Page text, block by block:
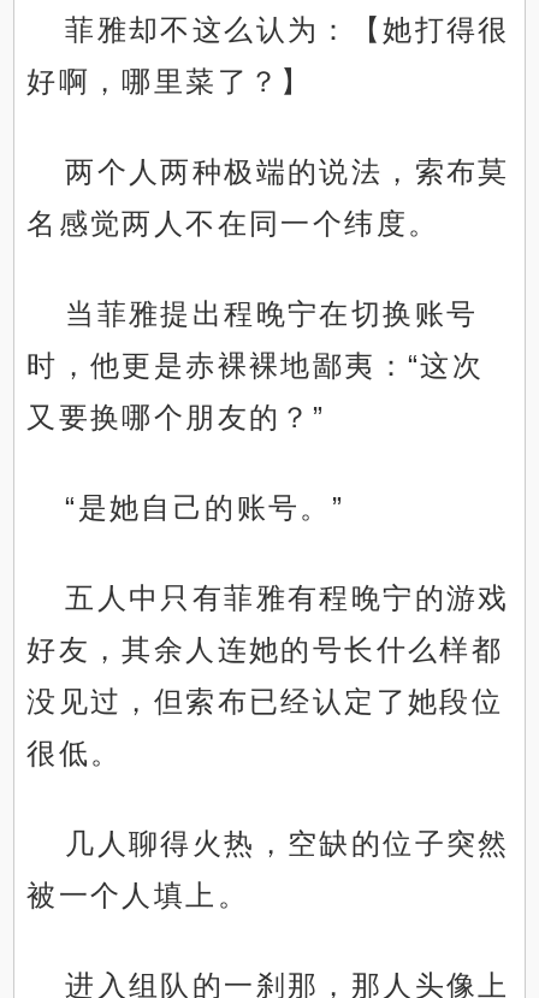
菲雅却不这么认为：【她打得很
好啊，哪里菜了？】
两个人两种极端的说法，索布莫
名感觉两人不在同一个纬度。
当菲雅提出程晚宁在切换账号
时，他更是赤裸裸地鄙夷：“这次
又要换哪个朋友的？”
“是她自己的账号。”
五人中只有菲雅有程晚宁的游戏
好友，其余人连她的号长什么样都
没见过，但索布已经认定了她段位
很低。
几人聊得火热，空缺的位子突然
被一个人填上。
进入组队的一刹那，那人头像上